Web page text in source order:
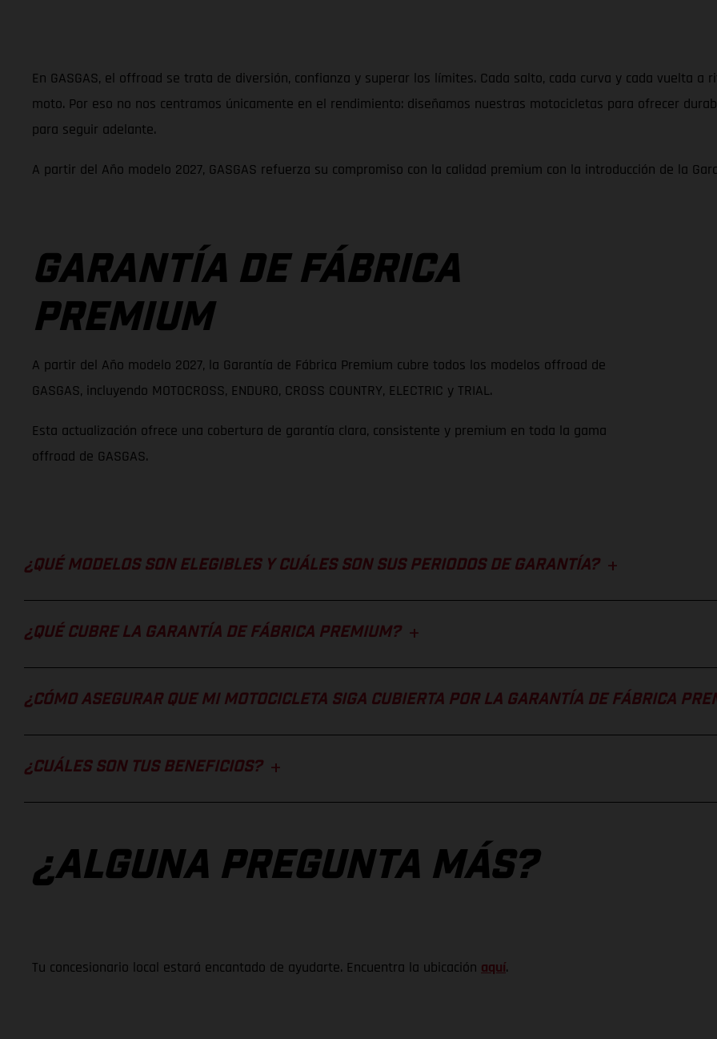
En GASGAS, el offroad se trata de diversión, confianza y superar los límites. Cada salto, cada curva y cada vuelta
moto. Por eso no nos centramos únicamente en el rendimiento: diseñamos nuestras motocicletas para ofrecer
para seguir adelante.
A partir del Año modelo 2027, GASGAS refuerza su compromiso con la calidad premium con la introducción de la
GARANTÍA DE FÁBRICA
PREMIUM
A partir del Año modelo 2027, la Garantía de Fábrica Premium cubre todos los modelos offroad de
GASGAS, incluyendo MOTOCROSS, ENDURO, CROSS COUNTRY, ELECTRIC y TRIAL.
Esta actualización ofrece una cobertura de garantía clara, consistente y premium en toda la gama
offroad de GASGAS.
¿QUÉ MODELOS SON ELEGIBLES Y CUÁLES SON SUS PERIODOS DE GARANTÍA?
¿QUÉ CUBRE LA GARANTÍA DE FÁBRICA PREMIUM?
¿CÓMO ASEGURAR QUE MI MOTOCICLETA SIGA CUBIERTA POR LA GARANTÍA DE FÁBRICA
¿CUÁLES SON TUS BENEFICIOS?
¿ALGUNA PREGUNTA MÁS?
Tu concesionario local estará encantado de ayudarte. Encuentra la ubicación aquí.